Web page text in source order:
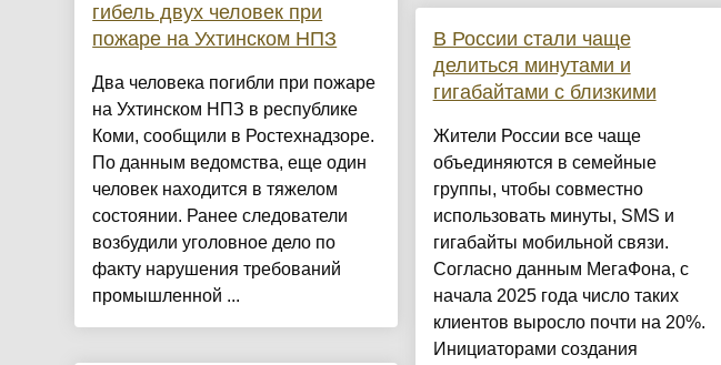
гибель двух человек при
пожаре на Ухтинском НПЗ
Два человека погибли при пожаре
на Ухтинском НПЗ в республике
Коми, сообщили в Ростехнадзоре.
По данным ведомства, еще один
человек находится в тяжелом
состоянии. Ранее следователи
возбудили уголовное дело по
факту нарушения требований
промышленной ...
В России стали чаще
делиться минутами и
гигабайтами с близкими
Жители России все чаще
объединяются в семейные
группы, чтобы совместно
использовать минуты, SMS и
гигабайты мобильной связи.
Согласно данным МегаФона, с
начала 2025 года число таких
клиентов выросло почти на 20%.
Инициаторами создания